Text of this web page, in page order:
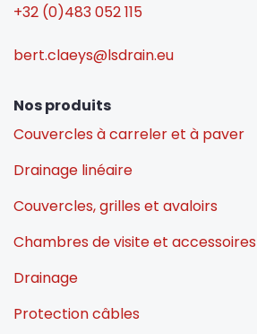
+32 (0)483 052 115
bert.claeys@lsdrain.eu
Nos produits
Couvercles à carreler et à paver
Drainage linéaire
Couvercles, grilles et avaloirs
Chambres de visite et accessoires
Drainage
Protection câbles